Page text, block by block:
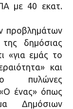
με 40 εκατ.
προβλημάτων
δημόσιας
«για εμάς το
και
πυλώνες
ένας» όπως
Δημόσιων